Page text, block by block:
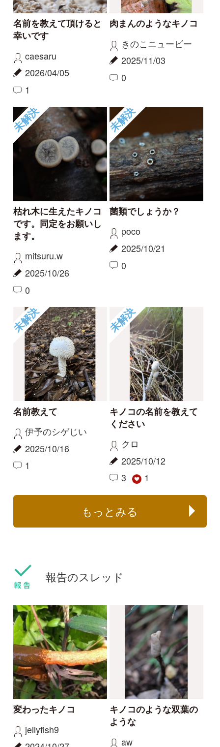
伊予のシゲじい
2025/10/16
1
ください
クロ
1
もっとみる
報告のスレッド
変わったキノコ
jellyfish9
2024/10/27
1
キノコのような双葉の
ような
aw
その他（菌類）
この季節にアミガサタ
Elinor
2023/12/08
2
名前を教えてください
medaka
2022/12/30
ヒラタケ
沢近くのミズナラ、ト
チなどの林下で。
kouchan
2021/09/09
0 3
シロエリカラカサタケ
北海道登別市で大量発
non1219
2021/06/12
0
ヒロメノトガリアミガサ
タケ